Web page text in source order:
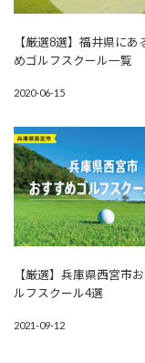
【厳選8選】福井県にあ
めゴルフスクール一覧
2020-06-15
【厳選】兵庫県西宮市
ルフスクール4選
2021-09-12